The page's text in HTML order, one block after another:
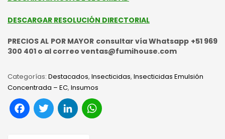
DESCARGAR RESOLUCIÓN DIRECTORIAL
PRECIOS AL POR MAYOR consultar vía Whatsapp +51 969
300 401 o al correo ventas@fumihouse.com
Categorías: Destacados, Insecticidas, Insecticidas Emulsión
Concentrada – EC, Insumos
Facebook
TwitterLinkedIn